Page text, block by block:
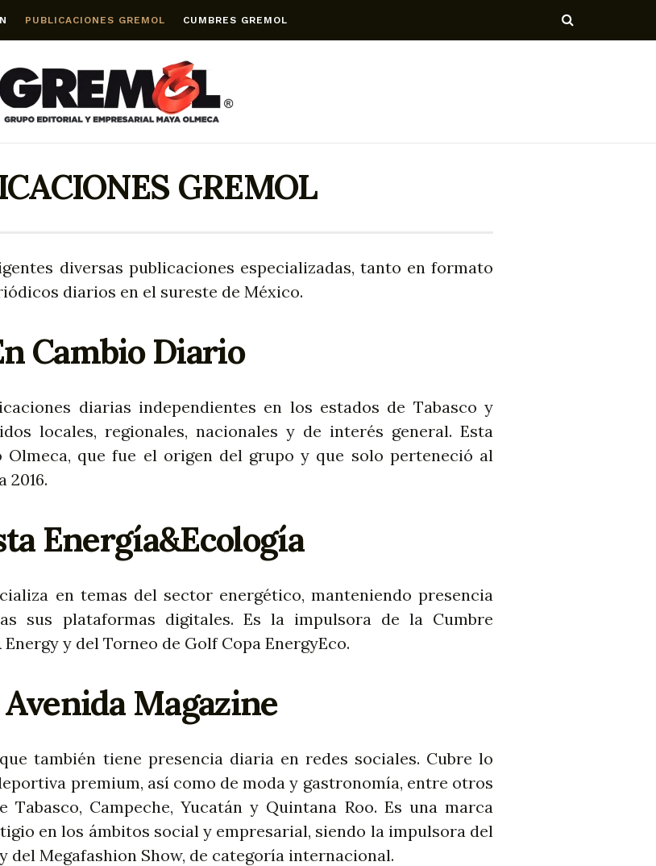
PUBLICACIONES GREMOL CUMBRES GREMOL
GREMOL
diversas publicaciones especializadas, tanto en formato
diarios en el sureste de México.
Cambio Diario
diarias independientes en los estados de Tabasco y
locales, regionales, nacionales y de interés general. Esta
que fue el origen del grupo y que solo perteneció al
2016.
Energía&Ecología
en temas del sector energético, manteniendo presencia
sus plataformas digitales. Es la impulsora de la Cumbre
y del Torneo de Golf Copa EnergyEco.
Magazine
también tiene presencia diaria en redes sociales. Cubre lo
premium, así como de moda y gastronomía, entre otros
Campeche, Yucatán y Quintana Roo. Es una marca
en los ámbitos social y empresarial, siendo la impulsora del
del Megafashion Show, de categoría internacional.